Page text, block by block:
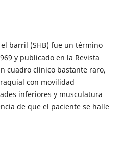
barril (SHB) fue un término
y publicado en la Revista
cuadro clínico bastante raro,
con movilidad
inferiores y musculatura
de que el paciente se halle